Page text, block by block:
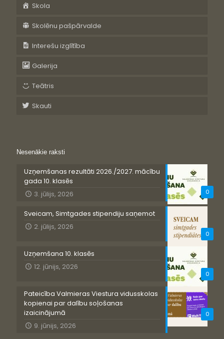
Skola
Skolēnu pašpārvalde
Interešu izglītība
Galerija
Teātris
Skauti
Nesenākie raksti
0
Uzņemšanas rezultāti 2026./2027. mācību
gada 10. klasēs
3. jūlijs, 2026
0
Sveicam, Simtgades stipendiju saņemot
2. jūlijs, 2026
0
Uzņemšana 10. klasēs
12. jūnijs, 2026
0
Pateicība Valmieras Viestura vidusskolas
kopienai par dalību soļošanas
izaicinājumā
9. jūnijs, 2026